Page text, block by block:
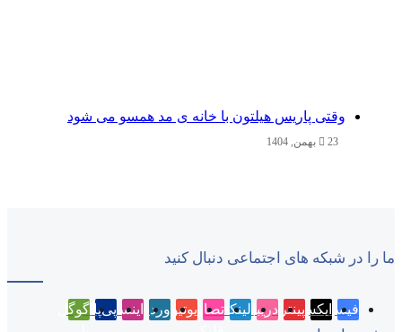
وقتی پاریس هیلتون با خانه‌ ی مد همسو می شود
23 بهمن, 1404
ما را در شبکه های اجتماعی دنبال کنید
فیسبوکایکسپینتریستدریبببللینکداینتصاویریوتیوبوردپرساینستاگرام
پی‌پالگوگل